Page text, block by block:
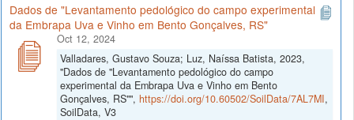
Dados de "Levantamento pedológico do campo experimental
da Embrapa Uva e Vinho em Bento Gonçalves, RS"
Oct 12, 2024
Valladares, Gustavo Souza; Luz, Naíssa Batista, 2023,
"Dados de "Levantamento pedológico do campo
experimental da Embrapa Uva e Vinho em Bento
Gonçalves, RS"", https://doi.org/10.60502/SoilData/7AL7MI,
SoilData, V3